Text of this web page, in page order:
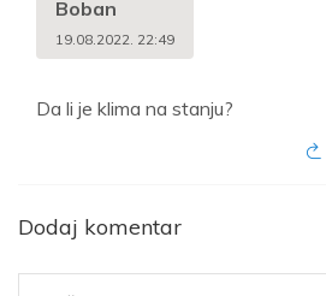
Boban
19.08.2022. 22:49
Da li je klima na stanju?
Dodaj komentar